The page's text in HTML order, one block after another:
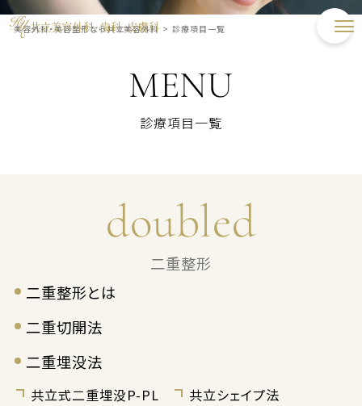
美容外科・美容整形なら共立美容外科 > 診療項目一覧
MENU
診療項目一覧
doubled
二重整形
二重整形とは
二重切開法
二重埋没法
共立式二重埋没P-PL
共立シェイプ法